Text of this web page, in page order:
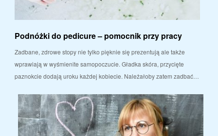
Podnóżki do pedicure – pomocnik przy pracy
Zadbane, zdrowe stopy nie tylko pięknie się prezentują ale także
wprawiają w wyśmienite samopoczucie. Gładka skóra, przycięte
paznokcie dodają uroku każdej kobiecie. Należałoby zatem zadbać…